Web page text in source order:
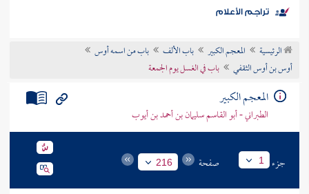
موضوعي
تراجم الأعلام
الرئيسية المعجم الكبير باب الألف
باب من اسمه أوس
أوس بن أوس الثقفي
باب في الغسل يوم الجمعة
المعجم الكبير
الطبراني - أبو القاسم سليمان بن أحمد بن أيوب
جزء 1 صفحة 216